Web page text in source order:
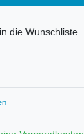
die Wunschliste